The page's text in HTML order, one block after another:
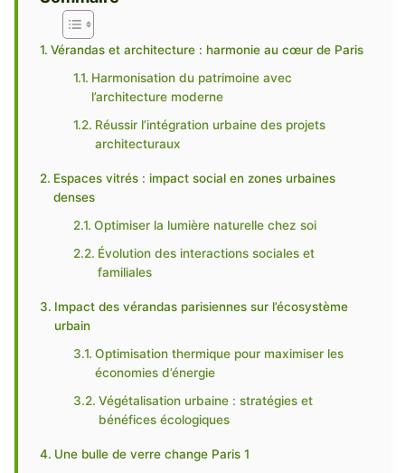
Vérandas et architecture : harmonie au cœur de Paris
Harmonisation du patrimoine avec
l’architecture moderne
Réussir l’intégration urbaine des projets
architecturaux
Espaces vitrés : impact social en zones urbaines
denses
Optimiser la lumière naturelle chez soi
Évolution des interactions sociales et
familiales
Impact des vérandas parisiennes sur l’écosystème
urbain
Optimisation thermique pour maximiser les
économies d’énergie
Végétalisation urbaine : stratégies et
bénéfices écologiques
Une bulle de verre change Paris 1